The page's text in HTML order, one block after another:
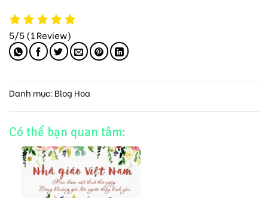
5/5(1 Review)
Danh mục: Blog Hoa
Có thể bạn quan tâm: